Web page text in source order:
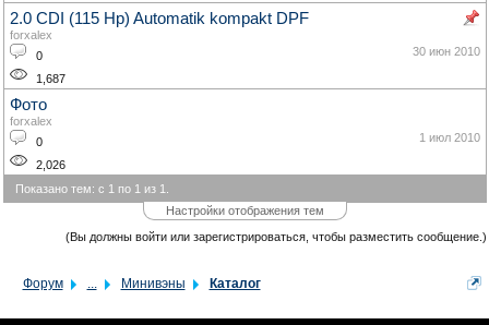
2.0 CDI (115 Hp) Automatik kompakt DPF
forxalex
0
1,687
30 июн 2010
Фото
forxalex
0
2,026
1 июл 2010
Показано тем: с 1 по 1 из 1.
Настройки отображения тем
(Вы должны войти или зарегистрироваться, чтобы разместить сообщение.)
Форум ... Минивэны Каталог